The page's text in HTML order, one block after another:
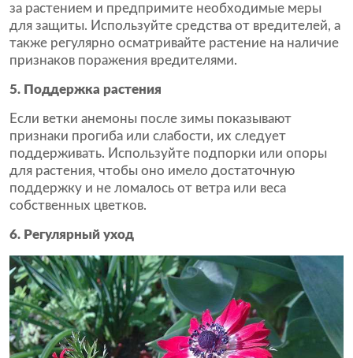
за растением и предпримите необходимые меры
для защиты. Используйте средства от вредителей, а
также регулярно осматривайте растение на наличие
признаков поражения вредителями.
5. Поддержка растения
Если ветки анемоны после зимы показывают
признаки прогиба или слабости, их следует
поддерживать. Используйте подпорки или опоры
для растения, чтобы оно имело достаточную
поддержку и не ломалось от ветра или веса
собственных цветков.
6. Регулярный уход